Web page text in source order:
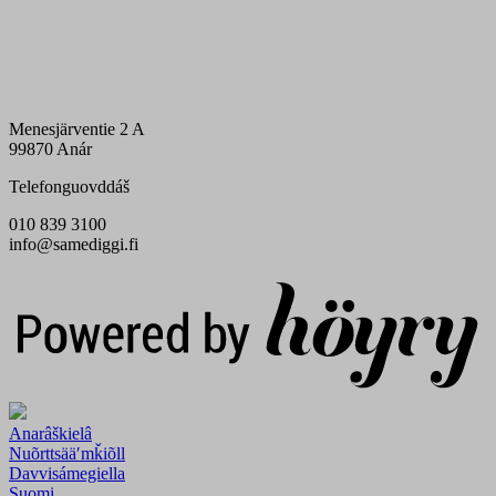
Menesjärventie 2 A
99870 Anár
Telefonguovddáš
010 839 3100
info@samediggi.fi
Anarâškielâ
Nuõrttsääʹmǩiõll
Davvisámegiella